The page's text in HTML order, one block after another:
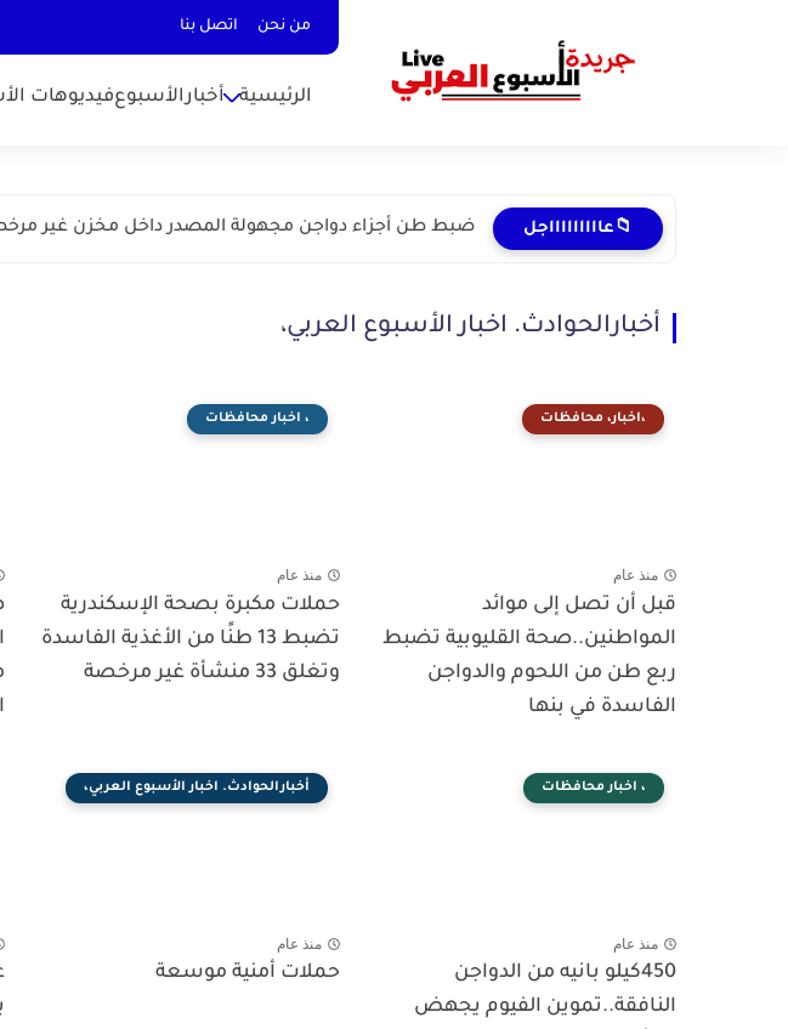
من نحن اتصل بنا
الرئيسية أخبارالأسبوعفيديوهات
📁عاااااااااجل ضبط طن أجزاء دواجن مجهولة المصدر داخل مخزن غير
أخبارالحوادث. اخبار الأسبوع العربي،
،اخبار، محافظات
منذ عام
قبل أن تصل إلى موائد
المواطنين..صحة القليوبية تضبط
ربع طن من اللحوم والدواجن
الفاسدة في بنها
، اخبار محافظات
منذ عام
حملات مكبرة بصحة الإسكندرية
تضبط 13 طنًا من الأغذية الفاسدة
وتغلق 33 منشأة غير مرخصة
، اخبار محافظات
منذ عام
450كيلو بانيه من الدواجن
النافقة..تموين الفيوم يجهض
أخبارالحوادث. اخبار الأسبوع العربي،
منذ عام
حملات أمنية موسعة